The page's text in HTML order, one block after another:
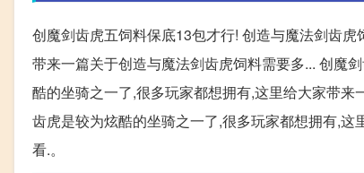
创魔剑齿虎五饲料保底13包才行! 创造与魔法剑齿
带来一篇关于创造与魔法剑齿虎饲料需要多... 创魔
酷的坐骑之一了,很多玩家都想拥有,这里给大家带
齿虎是较为炫酷的坐骑之一了,很多玩家都想拥有,
看.。